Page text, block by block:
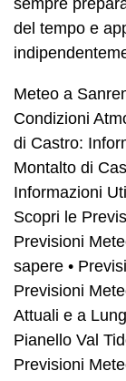
del tempo e
Meteo a
Condizioni
di Castro:
Montalto di
Informazioni
Scopri le
Previsioni
sapere •
Previsioni
Attuali e a
Pianello Val
Previsioni